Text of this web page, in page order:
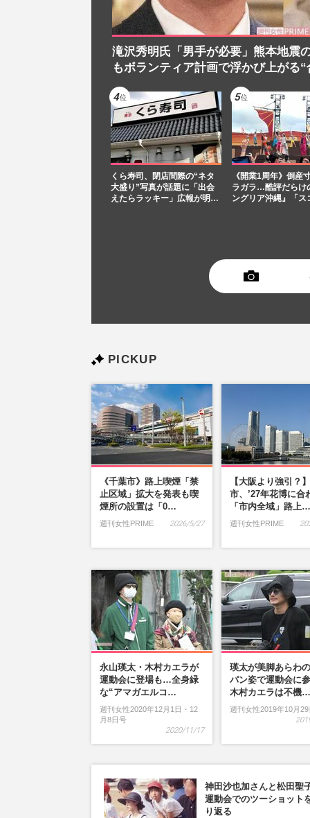
滝沢秀明氏「男手が必要」熊本地震
もボランティア計画で浮かび上がる
くら寿司、閉店間際の“ネタ
大盛り”写真が話題に「出会
えたらラッキー」広報が明…
《開業1周年》倒産
ラガラ…酷評だらけ
ングリア沖縄』「
PICKUP
《千葉市》路上喫煙「禁
止区域」拡大を発表も喫
煙所の設置は「0…
週刊女性PRIME 2026/5/27
【大阪より強引？
市、’27年花博に合
「市内全域」路上…
週刊女性PRIME
永山瑛太・木村カエラが
運動会に登場も…全身緑
な“アマガエルコ…
週刊女性2020年12月1日・12
月8日号
2020/11/17
瑛太が美脚あらわ
パン姿で運動会に
木村カエラは不機…
週刊女性2019年10月
神田沙也加さんと松田聖
運動会でのツーショット
り返る